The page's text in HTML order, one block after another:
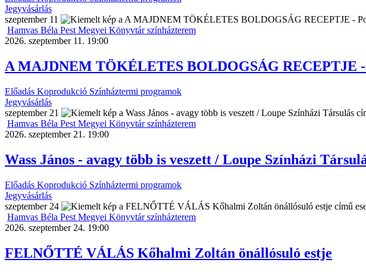
Jegyvásárlás
szeptember 11
Hamvas Béla Pest Megyei Könyvtár színházterem
2026. szeptember 11. 19:00
A MAJDNEM TÖKÉLETES BOLDOGSÁG RECEPTJE -
Előadás Koprodukció Színháztermi programok
Jegyvásárlás
szeptember 21
Hamvas Béla Pest Megyei Könyvtár színházterem
2026. szeptember 21. 19:00
Wass János - avagy több is veszett / Loupe Színházi
Előadás Koprodukció Színháztermi programok
Jegyvásárlás
szeptember 24
Hamvas Béla Pest Megyei Könyvtár színházterem
2026. szeptember 24. 19:00
FELNŐTTÉ VÁLÁS Kőhalmi Zoltán önállósuló estje